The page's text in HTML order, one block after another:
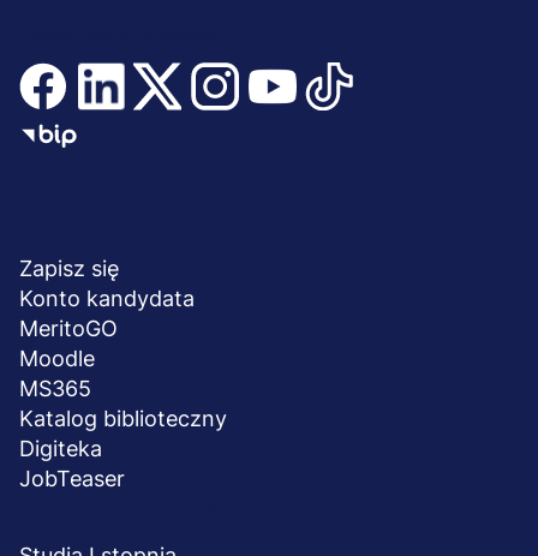
stopka
Zapisz się
Konto kandydata
MeritoGO
Moodle
MS365
Katalog biblioteczny
Digiteka
JobTeaser